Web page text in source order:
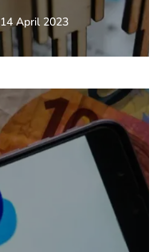
14 April 2023